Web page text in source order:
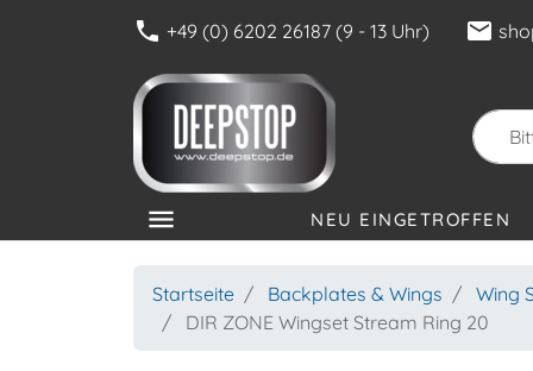
phone +49 (0) 6202 26187 (9 - 13 Uhr) mail
menu NEU EINGETROFFEN
Startseite Backplates & Wings Wing
DIR ZONE Wingset Stream Ring 20